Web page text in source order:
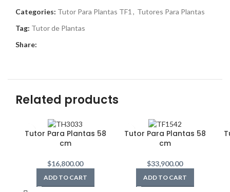
Categories: Tutor Para Plantas TF1 , Tutores Para Plantas
Tag: Tutor de Plantas
Share:
Related products
Tutor Para Plantas 58
cm
$16,800.00
ADD TO CART
Tutor Para Plantas 58
cm
$33,900.00
ADD TO CART